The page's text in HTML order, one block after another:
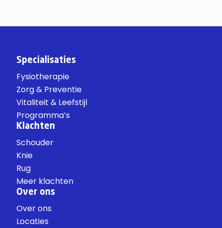
Specialisaties
Fysiotherapie
Zorg & Preventie
Vitaliteit & Leefstijl
Programma’s
Klachten
Schouder
Knie
Rug
Meer klachten
Over ons
Over ons
Locaties